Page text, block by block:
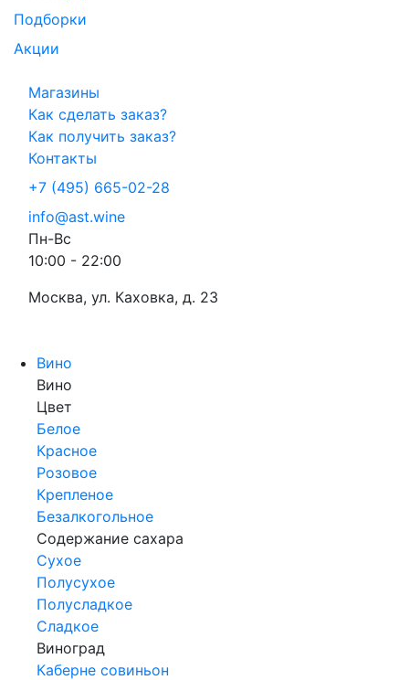
Подборки
Акции
Магазины
Как сделать заказ?
Как получить заказ?
Контакты
+7 (495) 665-02-28
info@ast.wine
Пн-Вс
10:00 - 22:00
Москва, ул. Каховка, д. 23
Вино
Вино
Цвет
Белое
Красное
Розовое
Крепленое
Безалкогольное
Содержание сахара
Сухое
Полусухое
Полусладкое
Сладкое
Виноград
Каберне совиньон